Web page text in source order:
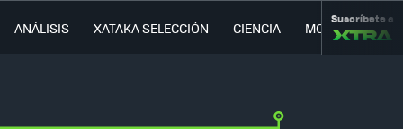
ANÁLISIS XATAKA SELECCIÓN CIENCIA MOVILIDAD
Suscríbete a